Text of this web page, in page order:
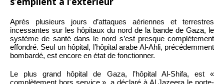
Après plusieurs jours d’attaques aériennes et terrestres
incessantes sur les hôpitaux du nord de la bande de Gaza, le
système de santé dans le nord s’est presque complètement
effondré. Seul un hôpital, l’hôpital arabe Al-Ahli, précédemment
bombardé, est encore en état de fonctionner.
Le plus grand hôpital de Gaza, l’hôpital Al-Shifa, est «
complètement hors service », a déclaré à Al Jazeera le porte-